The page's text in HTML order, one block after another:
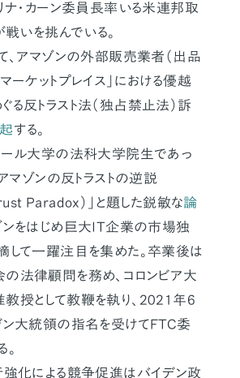
ナ・カーン委員長率いる米連邦取
いを挑んでいる。
アマゾンの外部販売業者（出品
ーケットプレイス」における優越
る反トラスト法（独占禁止法）訴
する。
ール大学の法科大学院生であっ
ゾンの反トラストの逆説
Paradox）」と題した鋭敏な論
ンをはじめ巨大IT企業の市場独
して一躍注目を集めた。卒業後は
法律顧問を務め、コロンビア大
授として教鞭を執り、2021年6
ン大統領の指名を受けてFTC委
化による競争促進はバイデン政